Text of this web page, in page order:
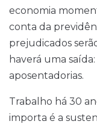
economia
conta da
prejudicados
haverá uma
aposentadorias.
Trabalho há 30
importa é a